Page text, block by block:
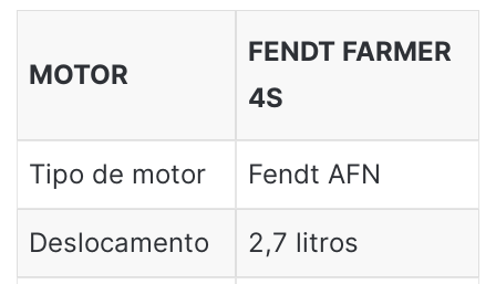
MOTOR
FENDT FARMER
4S
Tipo de motor Fendt AFN
Deslocamento 2,7 litros